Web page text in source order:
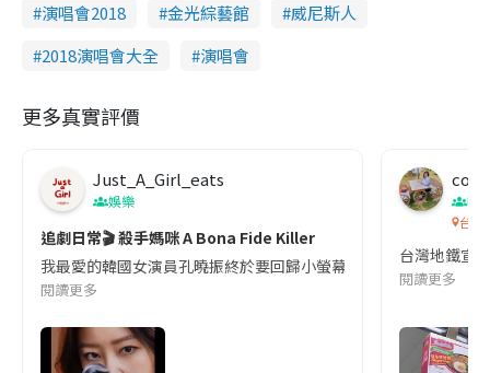
演唱會2018
金光綜藝館
威尼斯人
2018演唱會大全
演唱會
更多真實評價
Just_A_Girl_eats
娛樂
追劇日常🎬 殺手媽咪 A Bona Fide Killer
我最愛的韓國女演員孔曉振終於要回歸小螢幕啦!這次的劇本改編
閱讀更多
co
吹
台灣
台灣地鐵宣
閱讀更多